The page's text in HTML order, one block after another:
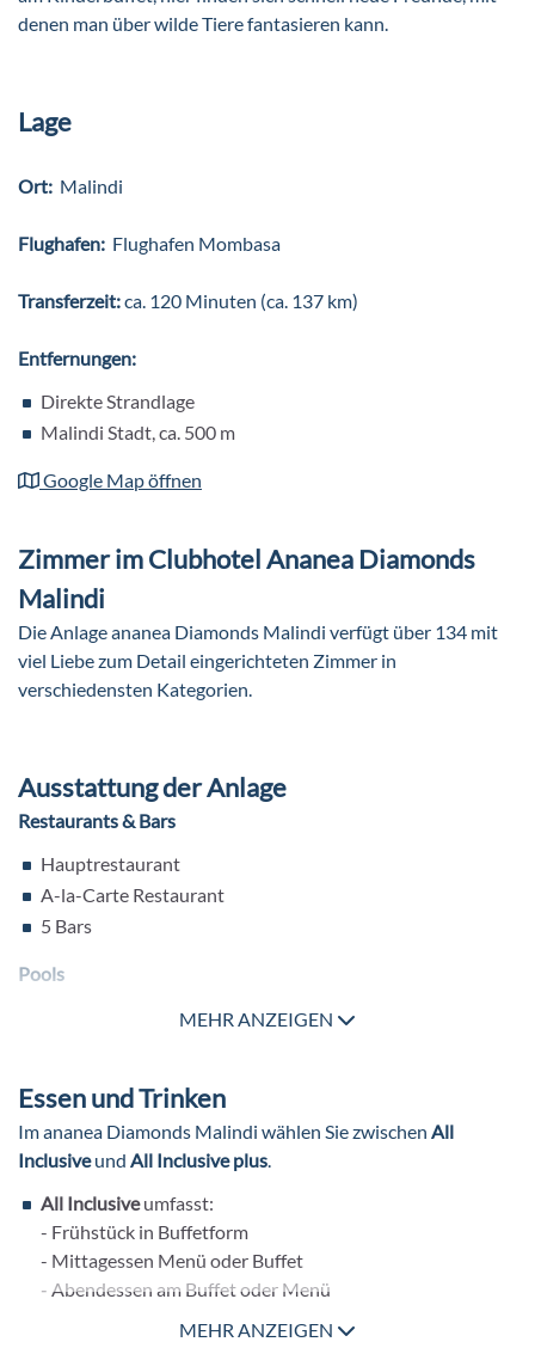
denen man über wilde Tiere fantasieren kann.
Lage
Ort: Malindi
Flughafen: Flughafen Mombasa
Transferzeit:ca. 120 Minuten (ca. 137 km)
Entfernungen:
Direkte Strandlage
Malindi Stadt, ca. 500 m
Google Map öffnen
Zimmer im Clubhotel Ananea Diamonds
Malindi
Die Anlage ananea Diamonds Malindi verfügt über 134 mit
viel Liebe zum Detail eingerichteten Zimmer in
verschiedensten Kategorien.
Ausstattung der Anlage
Restaurants & Bars
Hauptrestaurant
A-la-Carte Restaurant
5 Bars
Pools
Gartenanlage
WiFi in den Zimmern und in öffentlichen Bereichen
inklusive
MEHR ANZEIGEN
Essen und Trinken
Im ananea Diamonds Malindi wählen Sie zwischen All
Inclusiveund All Inclusive plus.
All Inclusiveumfasst:
- Frühstück in Buffetform
- Mittagessen Menü oder Buffet
- Abendessen am Buffet oder Menü
MEHR ANZEIGEN